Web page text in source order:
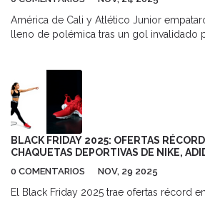
América de Cali y Atlético Junior
lleno de polémica tras un gol invalidado
BLACK FRIDAY 2025: OFERTAS
CHAQUETAS DEPORTIVAS DE NIKE,
0 COMENTARIOS NOV, 29 2025
El Black Friday 2025 trae ofertas récord